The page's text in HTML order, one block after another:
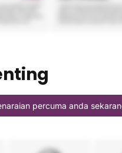
percuma anda